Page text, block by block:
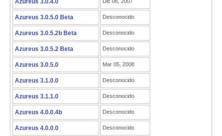
Azureus 3.0.4.0
Azureus 3.0.5.0 Beta Desconocido
Azureus 3.0.5.2b Beta Desconocido
Azureus 3.0.5.2 Beta Desconocido
Azureus 3.0.5.0 Mar 05, 2008
Azureus 3.1.0.0 Desconocido
Azureus 3.1.1.0 Desconocido
Azureus 4.0.0.4b Desconocido
Azureus 4.0.0.0 Desconocido